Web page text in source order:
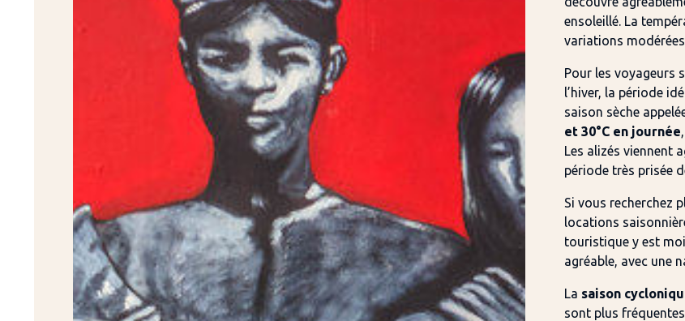
ensoleillé. La
variations
Pour les voyageurs
l’hiver, la période
saison sèche
et 30°C en journée
Les alizés viennent
période très prisée
Si vous recherchez
locations
touristique y est
agréable, avec une
La saison
sont plus